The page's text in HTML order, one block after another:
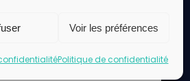
Voir les préférences
Politique de confidentialité